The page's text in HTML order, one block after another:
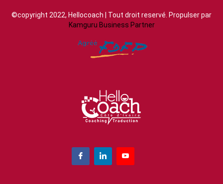
©copyright 2022, Hellocoach | Tout droit reservé. Propulser par
Kamguru Business Partner